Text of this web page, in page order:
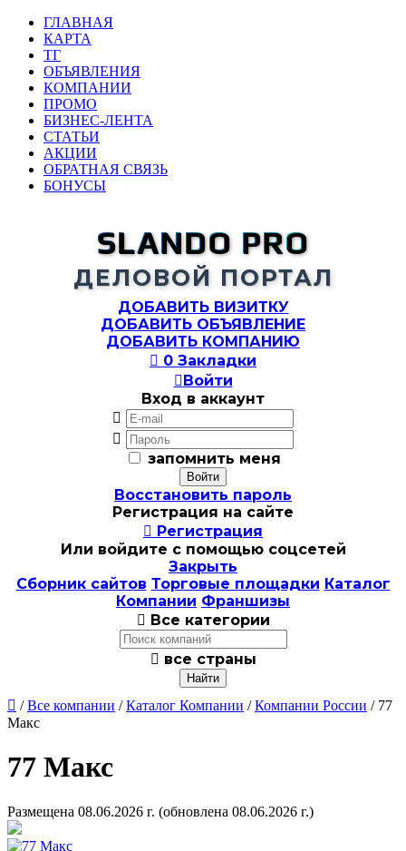
ГЛАВНАЯ
КАРТА
ТГ
ОБЪЯВЛЕНИЯ
КОМПАНИИ
ПРОМО
БИЗНЕС-ЛЕНТА
СТАТЬИ
АКЦИИ
ОБРАТНАЯ СВЯЗЬ
БОНУСЫ
SLANDO PRO
ДЕЛОВОЙ ПОРТАЛ
ДОБАВИТЬ ВИЗИТКУ
ДОБАВИТЬ ОБЪЯВЛЕНИЕ
ДОБАВИТЬ КОМПАНИЮ
 0 Закладки
Войти
Вход в аккаунт


запомнить меня
Восстановить пароль
Регистрация на сайте
 Регистрация
Или войдите с помощью соцсетей
Закрыть
Сборник сайтов Торговые площадки Каталог
Компании Франшизы
 Все категории
 все страны
 /Все компании /Каталог Компании /Компании России / 77
Макс
77 Макс
Размещена 08.06.2026 г. (обновлена 08.06.2026 г.)